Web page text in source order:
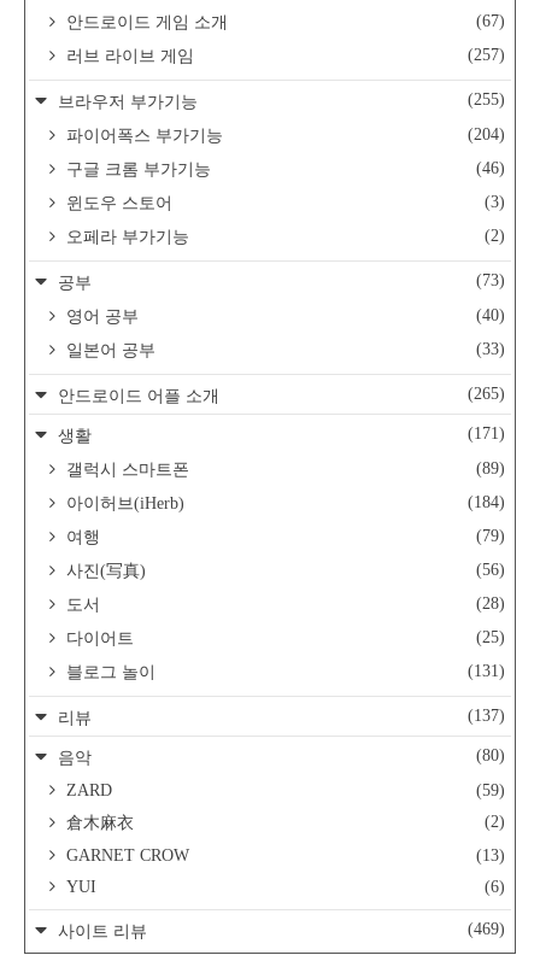
안드로이드 게임 소개
(67)
러브 라이브 게임
(257)
브라우저 부가기능
(255)
파이어폭스 부가기능
(204)
구글 크롬 부가기능
(46)
윈도우 스토어
(3)
오페라 부가기능
(2)
공부
(73)
영어 공부
(40)
일본어 공부
(33)
안드로이드 어플 소개 (265)
생활
(171)
갤럭시 스마트폰
(89)
아이허브(iHerb)
(184)
여행
(79)
사진(写真)
(56)
도서
(28)
다이어트
(25)
블로그 놀이
(131)
리뷰 (137)
음악
(80)
ZARD
(59)
倉木麻衣
(2)
GARNET CROW
(13)
YUI
(6)
사이트 리뷰 (469)